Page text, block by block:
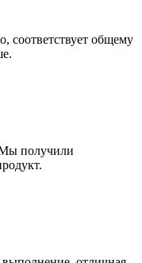
соответствует общему
получили